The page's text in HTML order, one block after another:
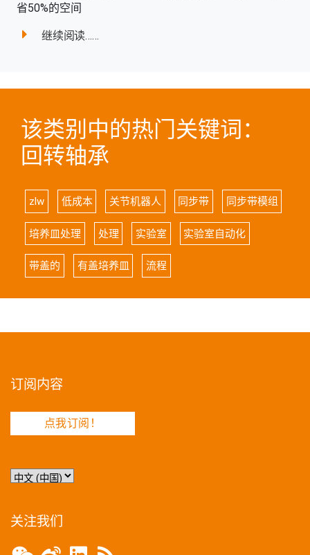
省50%的空间
继续阅读……
该类别中的热门关键词：
回转轴承
zlw 低成本 关节机器人 同步带 同步带模组
培养皿处理 处理 实验室 实验室自动化
带盖的 有盖培养皿 流程
订阅内容
点我订阅！
选
言
关注我们